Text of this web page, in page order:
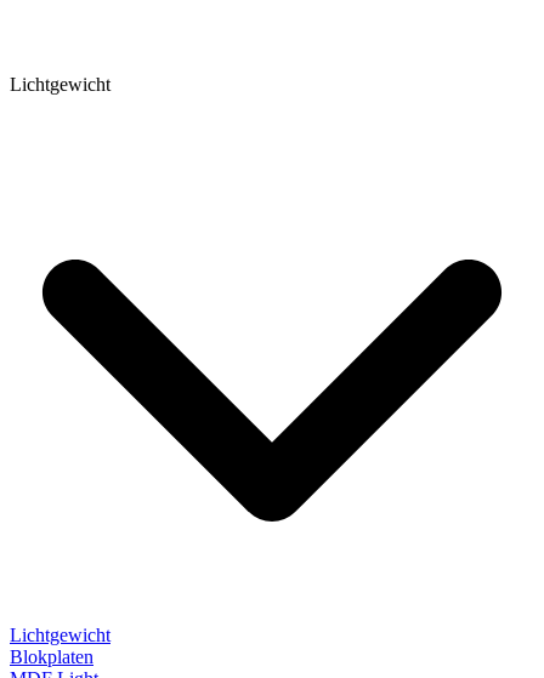
Lichtgewicht
Lichtgewicht
Blokplaten